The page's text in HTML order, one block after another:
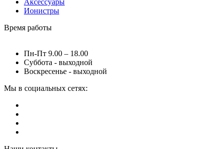
Аксессуары
Ионистры
Время работы
Пн-Пт 9.00 – 18.00
Суббота - выходной
Воскресенье - выходной
Мы в социальных сетях: